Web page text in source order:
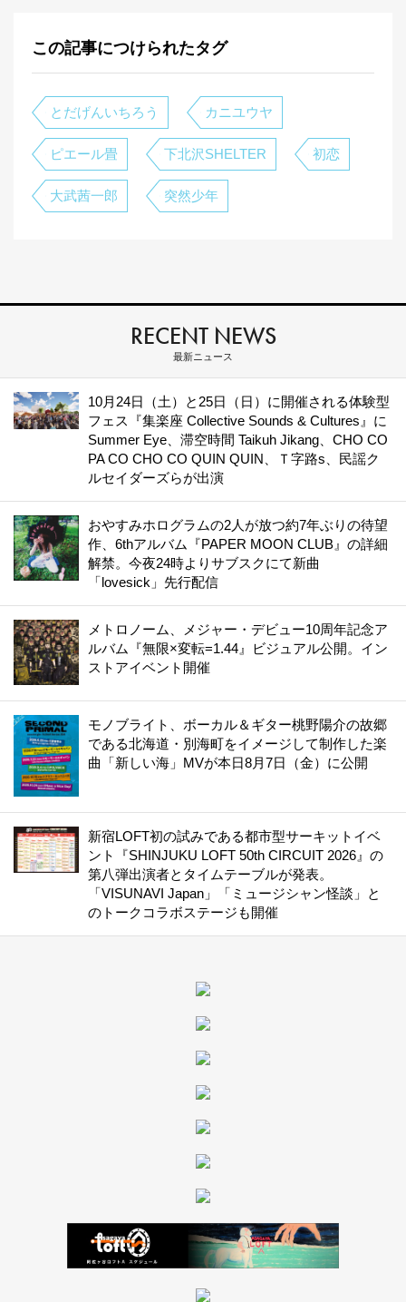
この記事につけられたタグ
とだげんいちろう カニユウヤ
ピエール畳 下北沢SHELTER 初恋
大武茜一郎 突然少年
RECENT NEWS
最新ニュース
10月24日（土）と25日（日）に開催される体験型
フェス『集楽座 Collective Sounds & Cultures』に
Summer Eye、滞空時間 Taikuh Jikang、CHO CO
PA CO CHO CO QUIN QUIN、Ｔ字路s、民謡ク
ルセイダーズらが出演
おやすみホログラムの2人が放つ約7年ぶりの待望
作、6thアルバム『PAPER MOON CLUB』の詳細
解禁。今夜24時よりサブスクにて新曲
「lovesick」先行配信
メトロノーム、メジャー・デビュー10周年記念ア
ルバム『無限×変転=1.44』ビジュアル公開。イン
ストアイベント開催
モノブライト、ボーカル＆ギター桃野陽介の故郷
である北海道・別海町をイメージして制作した楽
曲「新しい海」MVが本日8月7日（金）に公開
新宿LOFT初の試みである都市型サーキットイベ
ント『SHINJUKU LOFT 50th CIRCUIT 2026』の
第八弾出演者とタイムテーブルが発表。
「VISUNAVI Japan」「ミュージシャン怪談」と
のトークコラボステージも開催